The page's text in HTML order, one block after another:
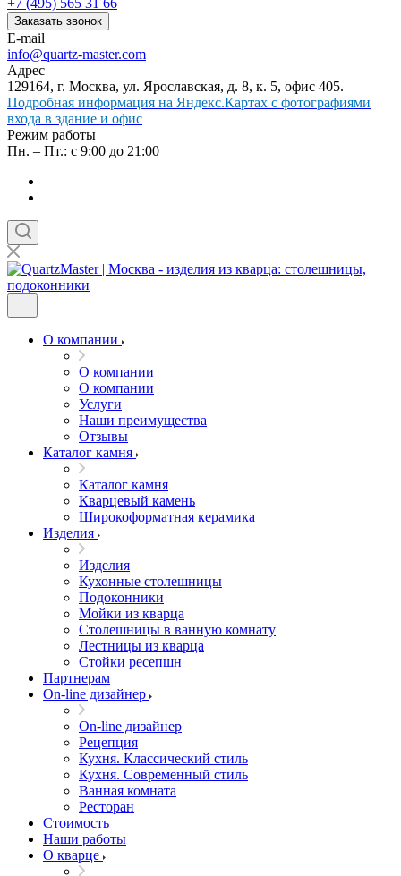
+7 (495) 565 31 66
Заказать звонок
E-mail
info@quartz-master.com
Адрес
129164, г. Москва, ул. Ярославская, д. 8, к. 5, офис 405.
Подробная информация на Яндекс.Картах с фотографиями
входа в здание и офис
Режим работы
Пн. – Пт.: с 9:00 до 21:00
О компании
О компании
О компании
Услуги
Наши преимущества
Отзывы
Каталог камня
Каталог камня
Кварцевый камень
Широкоформатная керамика
Изделия
Изделия
Кухонные столешницы
Подоконники
Мойки из кварца
Столешницы в ванную комнату
Лестницы из кварца
Стойки ресепшн
Партнерам
On-line дизайнер
On-line дизайнер
Рецепция
Кухня. Классический стиль
Кухня. Современный стиль
Ванная комната
Ресторан
Стоимость
Наши работы
О кварце